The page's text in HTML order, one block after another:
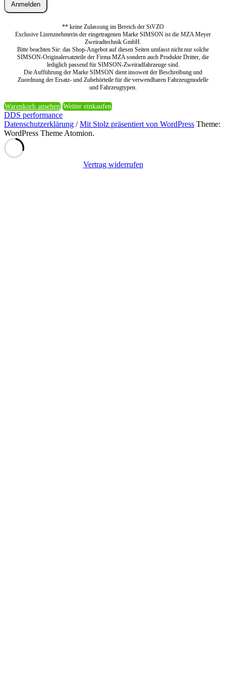
Anmelden
** keine Zulassung im Bereich der StVZO
Exclusive Lizenznehmerin der eingetragenen Marke SIMSON ist die MZA Meyer
Zweiradtechnik GmbH.
Bitte beachten Sie: das Shop-Angebot auf diesen Seiten umfasst nicht nur solche
SIMSON-Originalersatzteile der Firma MZA sondern auch Produkte Dritter, die
lediglich passend für SIMSON-Zweiradfahrzeuge sind.
Die Aufführung der Marke SIMSON dient insoweit der Beschreibung und
Zuordnung der Ersatz- und Zubehörteile für die verwendbaren Fahrzeugmodelle
und Fahrzeugtypen.
Warenkorb ansehen Weiter einkaufen
DDS performance
Datenschutzerklärung /Mit Stolz präsentiert von WordPress Theme:
WordPress Theme Atomion.
Vertrag widerrufen